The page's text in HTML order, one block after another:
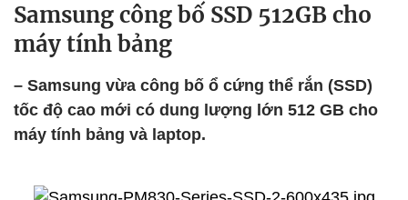
Samsung công bố SSD 512GB cho
máy tính bảng
– Samsung vừa công bố ổ cứng thể rắn (SSD)
tốc độ cao mới có dung lượng lớn 512 GB cho
máy tính bảng và laptop.